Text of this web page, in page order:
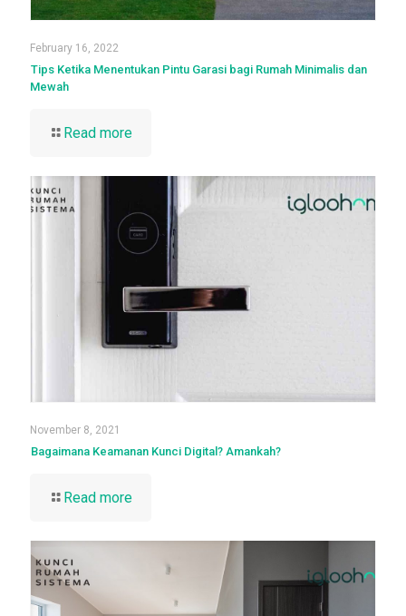
February 16, 2022
Tips Ketika Menentukan Pintu Garasi bagi Rumah Minimalis dan
Mewah
Read more
November 8, 2021
Bagaimana Keamanan Kunci Digital? Amankah?
Read more